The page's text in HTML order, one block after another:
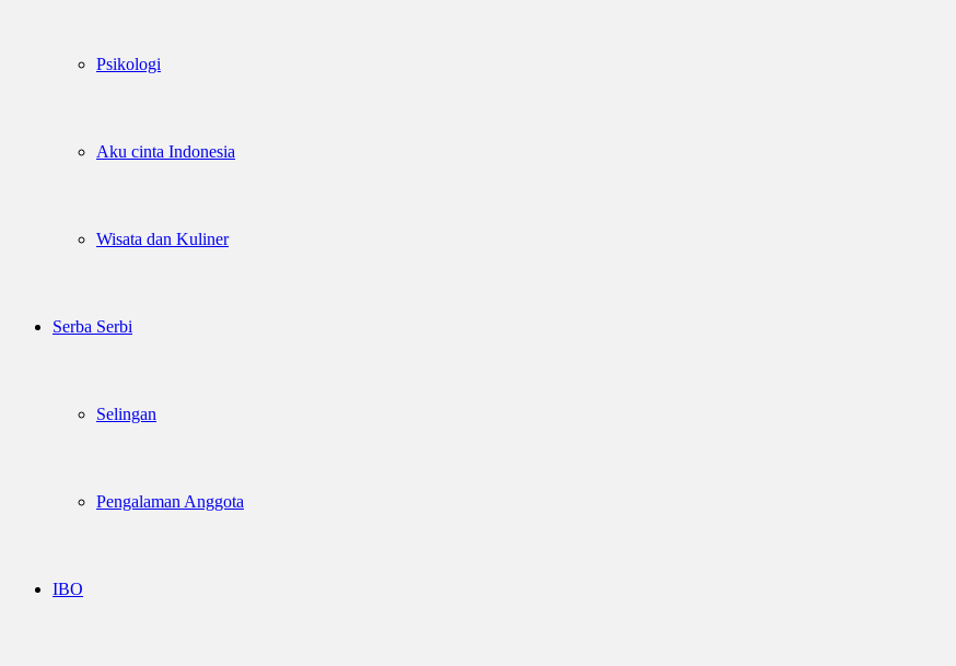
Psikologi
Aku cinta Indonesia
Wisata dan Kuliner
Serba Serbi
Selingan
Pengalaman Anggota
IBO